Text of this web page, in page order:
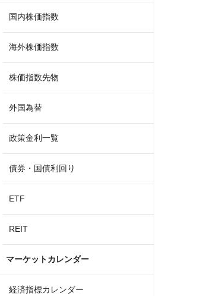
国内株価指数
海外株価指数
株価指数先物
外国為替
政策金利一覧
債券・国債利回り
ETF
REIT
マーケットカレンダー
経済指標カレンダー